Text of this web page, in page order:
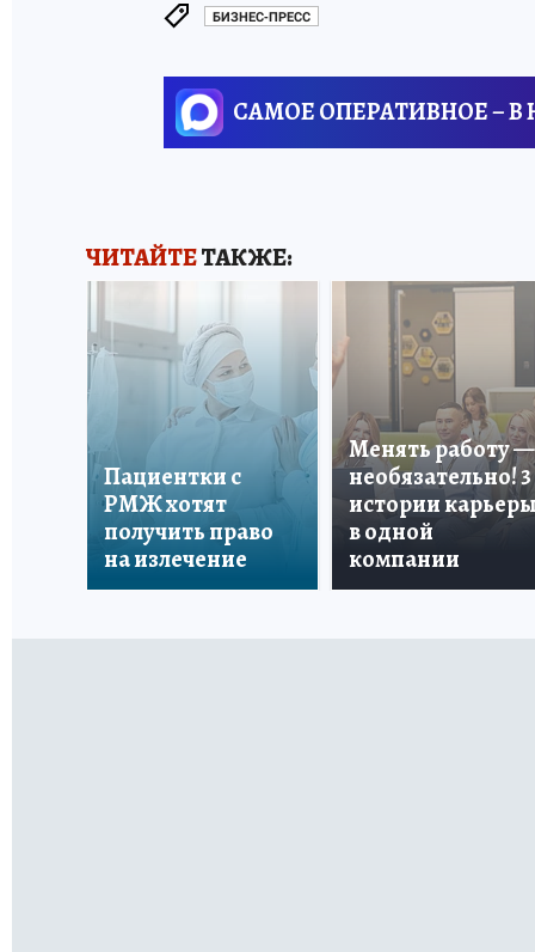
БИЗНЕС-ПРЕСС
САМОЕ ОПЕРАТИВНОЕ – В
ЧИТАЙТЕТАКЖЕ:
Пациентки с
РМЖ хотят
получить право
на излечение
Менять работу —
необязательно! 3
истории карьеры
в одной
компании